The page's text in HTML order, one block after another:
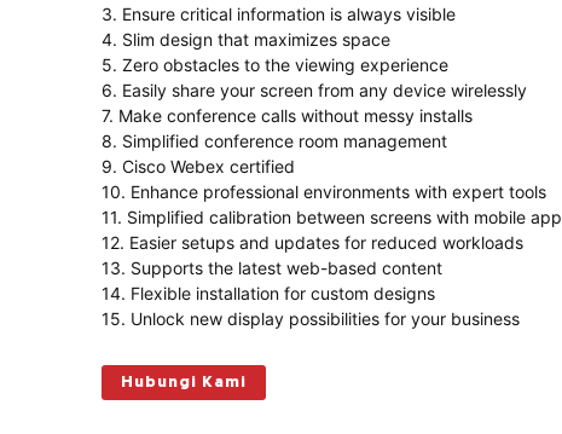
3. Ensure critical information is always visible
4. Slim design that maximizes space
5. Zero obstacles to the viewing experience
6. Easily share your screen from any device wirelessly
7. Make conference calls without messy installs
8. Simplified conference room management
9. Cisco Webex certified
10. Enhance professional environments with expert tools
11. Simplified calibration between screens with mobile app
12. Easier setups and updates for reduced workloads
13. Supports the latest web-based content
14. Flexible installation for custom designs
15. Unlock new display possibilities for your business
Hubungi Kami